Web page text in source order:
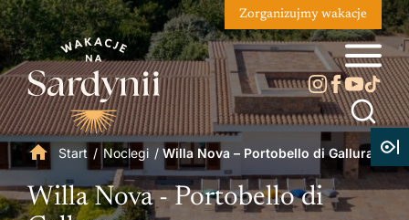
Zorganizujmy wakacje
Start / Noclegi / Willa Nova – Portobello di Gallura
Willa Nova - Portobello di